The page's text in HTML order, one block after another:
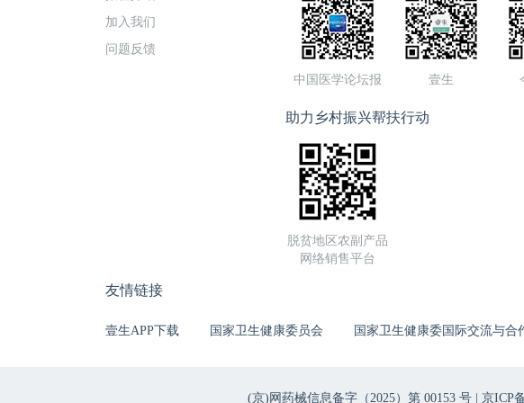
加入我们
问题反馈
中国医学论坛报 壹生
助力乡村振兴帮扶行动
脱贫地区农副产品
网络销售平台
友情链接
壹生APP下载 国家卫生健康委员会 国家卫生健康委国际交流与合
(京)网药械信息备字（2025）第 00153 号 | 京ICP